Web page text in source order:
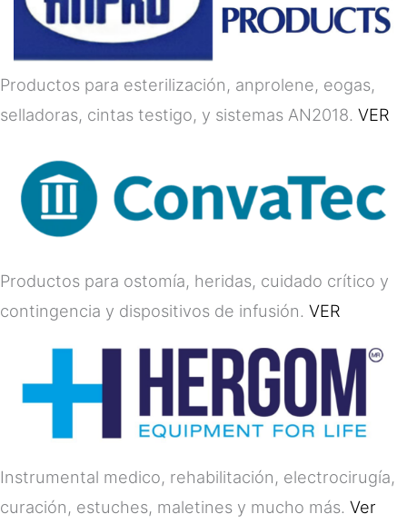
Productos para esterilización, anprolene, eogas,
selladoras, cintas testigo, y sistemas AN2018. VER
Productos para ostomía, heridas, cuidado crítico y
contingencia y dispositivos de infusión. VER
Instrumental medico, rehabilitación, electrocirugía,
curación, estuches, maletines y mucho más. Ver